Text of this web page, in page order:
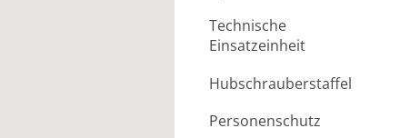
Technische
Einsatzeinheit
Hubschrauberstaffel
Personenschutz